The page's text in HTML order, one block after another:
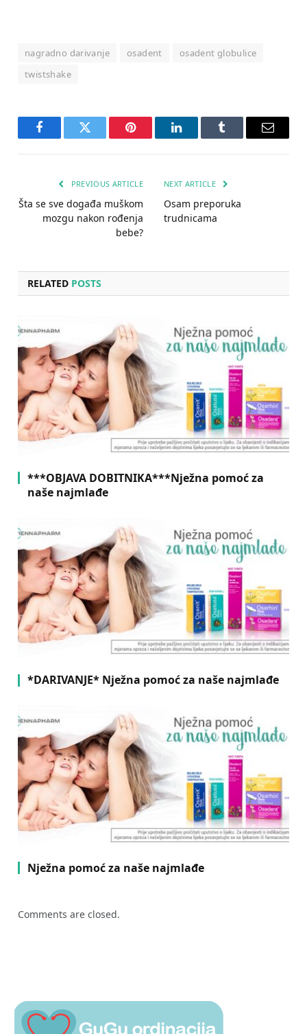
nagradno darivanje osadent
osadent globulice
twistshake
FacebookTwitter Pinterest LinkedInTumblr Email
PREVIOUS ARTICLE
Šta se sve događa muškom
mozgu nakon rođenja
bebe?
NEXT ARTICLE
Osam preporuka
trudnicama
RELATED POSTS
***OBJAVA DOBITNIKA***Nježna pomoć za
naše najmlađe
*DARIVANJE* Nježna pomoć za naše najmlađe
Nježna pomoć za naše najmlađe
Comments are closed.